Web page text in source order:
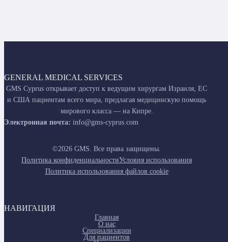
GENERAL MEDICAL SERVICES
GMS Cyprus открывает доступ к ведущим хирургам Израиля, ЕС
и США пациентам всего мира, предлагая медицинскую помощь
мирового класса — на Кипре.
Электронная почта: info@gms-cyprus.com
©2026 GMS. Все права защищены.
Политика конфиденциальностиУсловия использования
Политика использования файлов cookie
НАВИГАЦИЯ
Главная
О нас
Специализации
Для пациентов